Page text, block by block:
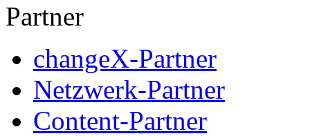
Partner
changeX-Partner
Netzwerk-Partner
Content-Partner